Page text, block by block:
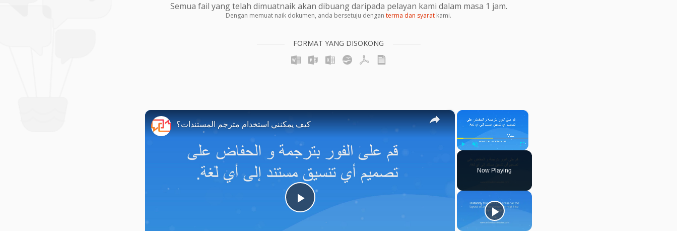
Semua fail yang telah dimuatnaik akan dibuang daripada pelayan kami dalam masa 1 jam.
Dengan memuat naik dokumen, anda bersetuju dengan terma dan syarat kami.
FORMAT YANG DISOKONG
×
Fullscreen
Now Playing
×
Play
كيف يمكنني استخدام مترجم المستندات؟